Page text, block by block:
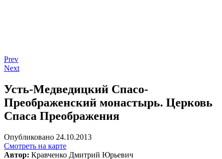
Prev
Next
Усть-Медведицкий Спасо-
Преображенский монастырь. Церковь
Спаса Преображения
Опубликовано 24.10.2013
Смотреть на карте
Автор: Кравченко Дмитрий Юрьевич